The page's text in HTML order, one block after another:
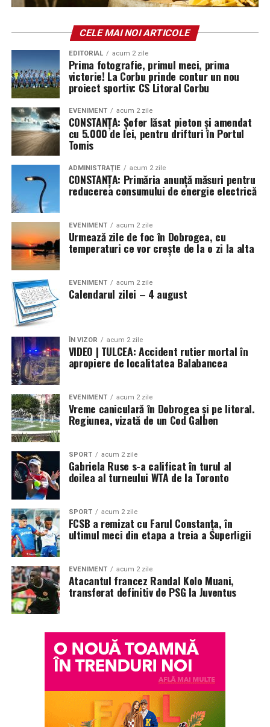
Articol preluat dinStiriCompanii.ro
ARTICOLE PE ACEIASI TEMA:
CEO EURASIA UPCOOP GROUP ȘI CEO UP ROMÂNIA
STUDIU UP ROMÂNIA
CELE MAI NOI ARTICOLE
EDITORIAL acum 2 zile
Prima fotografie, primul meci, prima
victorie! La Corbu prinde contur un nou
proiect sportiv: CS Litoral Corbu
EVENIMENT acum 2 zile
CONSTANȚA: Șofer lăsat pieton și amendat
cu 5.000 de lei, pentru drifturi în Portul
Tomis
ADMINISTRAȚIE acum 2 zile
CONSTANȚA: Primăria anunță măsuri pentru
reducerea consumului de energie electrică
EVENIMENT acum 2 zile
Urmează zile de foc în Dobrogea, cu
temperaturi ce vor crește de la o zi la alta
EVENIMENT acum 2 zile
Calendarul zilei – 4 august
ÎN VIZOR acum 2 zile
VIDEO | TULCEA: Accident rutier mortal în
apropiere de localitatea Balabancea
EVENIMENT acum 2 zile
Vreme caniculară în Dobrogea și pe litoral.
Regiunea, vizată de un Cod Galben
SPORT acum 2 zile
Gabriela Ruse s-a calificat în turul al
doilea al turneului WTA de la Toronto
SPORT acum 2 zile
FCSB a remizat cu Farul Constanța, în
ultimul meci din etapa a treia a Superligii
EVENIMENT acum 2 zile
Atacantul francez Randal Kolo Muani,
transferat definitiv de PSG la Juventus